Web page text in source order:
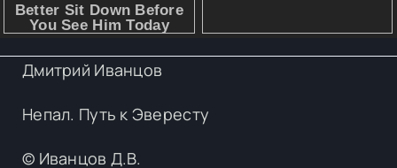
Дмитрий Иванцов
Непал. Путь к Эвересту
© Иванцов Д.В.